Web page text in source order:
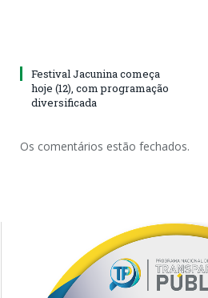
Festival Jacunina começa
hoje (12), com programação
diversificada
Os comentários estão fechados.